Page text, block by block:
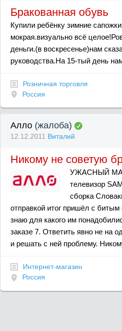
Бракованная обувь
Купили ребёнку зимние
мокрая.визуально всё
деньги.(в воскресенье)нам
руководства.На 15-тый день
Розничная торговля
Россия
Алло (жалоба)
12.12.2011 Виталий
Никому не советую
УЖАСНЫЙ
телевизор
сборка
отправкой итог пришёл с битым
знаю для какого им
заказе 7. Ответить явно не на
и решать с ней проблему.
Интернет-магазин
Россия